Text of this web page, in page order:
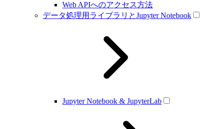
Web APIへのアクセス方法
データ処理用ライブラリとJupyter Notebook
Jupyter Notebook & JupyterLab